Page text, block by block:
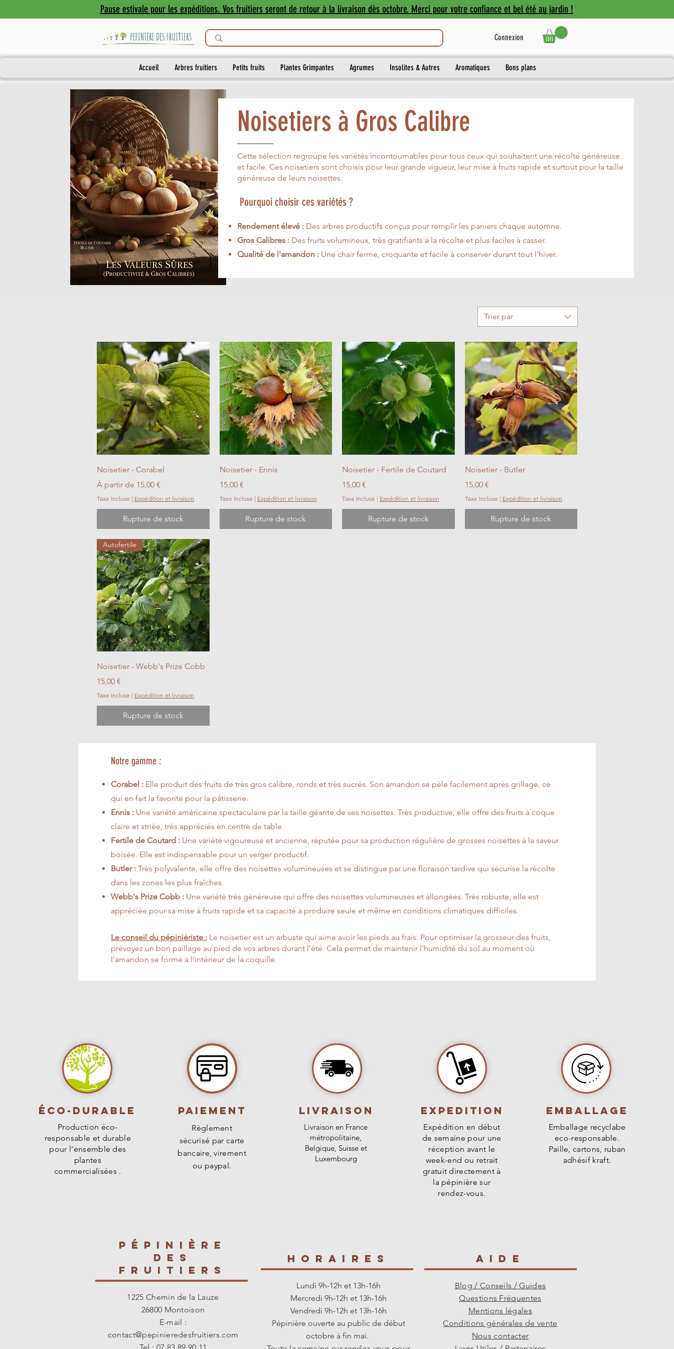
Pause estivale pour les expéditions. Vos fruitiers seront de retour à la livraison dès octobre. Merci pour votre confiance et bel été au jardin !
Connexion
Accueil Arbres fruitiers Petits fruits Plantes Grimpantes Agrumes Insolites & Autres Aromatiques Bons plans
Noisetiers à Gros Calibre
Cette sélection regroupe les variétés incontournables pour tous ceux qui souhaitent une récolte généreuse
et facile. Ces noisetiers sont choisis pour leur grande vigueur, leur mise à fruits rapide et surtout pour la taille
généreuse de leurs noisettes.
Pourquoi choisir ces variétés ?
Rendement élevé : Des arbres productifs conçus pour remplir les paniers chaque automne.
Gros Calibres : Des fruits volumineux, très gratifiants à la récolte et plus faciles à casser.
Qualité de l'amandon : Une chair ferme, croquante et facile à conserver durant tout l'hiver.
Trier par
Aperçu rapide
Noisetier - Corabel
À partir de 15,00 €
Prix promotionnel
Taxe Incluse | Expédition et livraison
Rupture de stock
Aperçu rapide
Noisetier - Ennis
Prix
15,00 €
Taxe Incluse | Expédition et livraison
Rupture de stock
Aperçu rapide
Noisetier - Fertile de Coutard
Prix
15,00 €
Taxe Incluse | Expédition et livraison
Rupture de stock
Aperçu rapide
Noisetier - Butler
Prix
15,00 €
Taxe Incluse | Expédition et livraison
Rupture de stock
Aperçu rapide
Autofertile
Noisetier - Webb's Prize Cobb
Prix
15,00 €
Taxe Incluse | Expédition et livraison
Rupture de stock
Notre gamme :
Corabel : Elle produit des fruits de très gros calibre, ronds et très sucrés. Son amandon se pèle facilement après grillage, ce
qui en fait la favorite pour la pâtisserie.
Ennis : Une variété américaine spectaculaire par la taille géante de ses noisettes. Très productive, elle offre des fruits à coque
claire et striée, très appréciés en centre de table.
Fertile de Coutard : Une variété vigoureuse et ancienne, réputée pour sa production régulière de grosses noisettes à la saveur
boisée. Elle est indispensable pour un verger productif.
Butler : Très polyvalente, elle offre des noisettes volumineuses et se distingue par une floraison tardive qui sécurise la récolte
dans les zones les plus fraîches.
Webb's Prize Cobb : Une variété très généreuse qui offre des noisettes volumineuses et allongées. Très robuste, elle est
appréciée pour sa mise à fruits rapide et sa capacité à produire seule et même en conditions climatiques difficiles.
Le conseil du pépiniériste : Le noisetier est un arbuste qui aime avoir les pieds au frais. Pour optimiser la grosseur des fruits,
prévoyez un bon paillage au pied de vos arbres durant l'été. Cela permet de maintenir l'humidité du sol au moment où
l'amandon se forme à l'intérieur de la coquille.
Éco-durable
Production éco-
responsable et durable
pour l'ensemble des
plantes
commercialisées .
PAIEMENT
Règlement
sécurisé par carte
bancaire, virement
ou paypal.
livraison
Livraison en France
métropolitaine,
Belgique, Suisse et
Luxembourg
Expedition
Expédition en début
de semaine pour une
réception avant le
week-end ou retrait
gratuit directement à
la pépinière sur
rendez-vous.
Emballage
Emballage recyclabe
eco-responsable.
Paille, cartons, ruban
adhésif kraft.
PÉPINIÈRE
des
fruitiers
1225 Chemin de la Lauze
26800 Montoison
E-mail :
contact@pepinieredesfruitiers.com
HORAIREs
Lundi 9h-12h et 13h-16h
Mercredi 9h-12h et 13h-16h
Vendredi 9h-12h et 13h-16h
Pépinière ouverte au public de début
octobre à fin mai.
AIDE
Blog / Conseils / Guides
Questions Fréquentes
Mentions légales
Conditions générales de vente
Nous contacter